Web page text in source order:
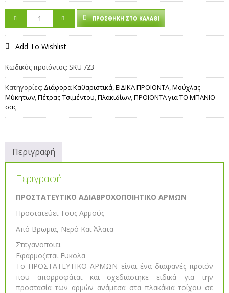
ΠΡΟΣΘΉΚΗ ΣΤΟ ΚΑΛΆΘΙ
Add To Wishlist
Κωδικός προϊόντος: SKU 723
Κατηγορίες: Διάφορα Καθαριστικά,ΕΙΔΙΚΑ ΠΡΟΙΟΝΤΑ,Μούχλας-
Μύκητων,Πέτρας-Τσιμέντου,Πλακιδίων,ΠΡΟΙΟΝΤΑ για ΤΟ ΜΠΑΝΙΟ
σας
Περιγραφή
Περιγραφή
ΠΡΟΣΤΑΤΕΥΤΙΚΟ ΑΔΙΑΒΡΟΧΟΠΟΙΗΤΙΚΟ ΑΡΜΩΝ
Προστατεύει Τους Αρμούς
Από Βρωμιά, Νερό Και Άλατα
Στεγανοποιει
Εφαρμοζεται Ευκολα
Το ΠΡΟΣΤΑΤΕΥΤΙΚΟ ΑΡΜΩΝ είναι ένα διαφανές προϊόν
που απορροφάται και σχεδιάστηκε ειδικά για την
προστασία των αρμών ανάμεσα στα πλακάκια τοίχου σε